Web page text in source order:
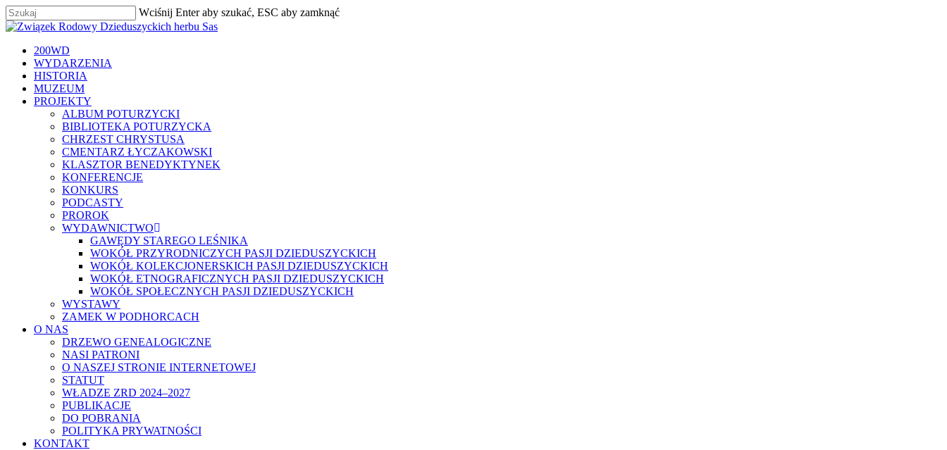
Skip
to
content
Wciśnij Enter aby szukać, ESC aby zamknąć
Zamknij
szukaj
Menu
200WD
WYDARZENIA
HISTORIA
MUZEUM
PROJEKTY
ALBUM POTURZYCKI
BIBLIOTEKA POTURZYCKA
CHRZEST CHRYSTUSA
CMENTARZ ŁYCZAKOWSKI
KLASZTOR BENEDYKTYNEK
KONFERENCJE
KONKURS
PODCASTY
PROROK
WYDAWNICTWO
GAWĘDY STAREGO LEŚNIKA
WOKÓŁ PRZYRODNICZYCH PASJI DZIEDUSZYCKICH
WOKÓŁ KOLEKCJONERSKICH PASJI DZIEDUSZYCKICH
WOKÓŁ ETNOGRAFICZNYCH PASJI DZIEDUSZYCKICH
WOKÓŁ SPOŁECZNYCH PASJI DZIEDUSZYCKICH
WYSTAWY
ZAMEK W PODHORCACH
O NAS
DRZEWO GENEALOGICZNE
NASI PATRONI
O NASZEJ STRONIE INTERNETOWEJ
STATUT
WŁADZE ZRD 2024–2027
PUBLIKACJE
DO POBRANIA
POLITYKA PRYWATNOŚCI
KONTAKT